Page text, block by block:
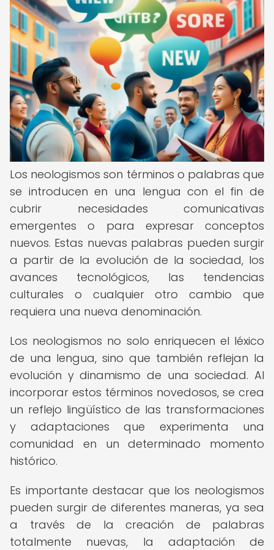
Los neologismos son términos o palabras que
se introducen en una lengua con el fin de
cubrir necesidades comunicativas
emergentes o para expresar conceptos
nuevos. Estas nuevas palabras pueden surgir
a partir de la evolución de la sociedad, los
avances tecnológicos, las tendencias
culturales o cualquier otro cambio que
requiera una nueva denominación.
Los neologismos no solo enriquecen el léxico
de una lengua, sino que también reflejan la
evolución y dinamismo de una sociedad. Al
incorporar estos términos novedosos, se crea
un reflejo lingüístico de las transformaciones
y adaptaciones que experimenta una
comunidad en un determinado momento
histórico.
Es importante destacar que los neologismos
pueden surgir de diferentes maneras, ya sea
a través de la creación de palabras
totalmente nuevas, la adaptación de